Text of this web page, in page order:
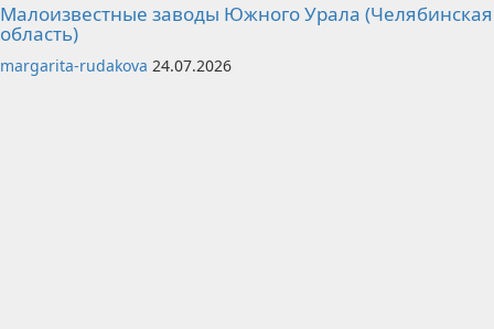
Малоизвестные заводы Южного Урала (Челябинская
область)
margarita-rudakova 24.07.2026